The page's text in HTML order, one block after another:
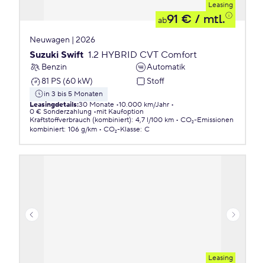
Leasing
ab91 € / mtl.
Neuwagen | 2026
Suzuki Swift 1.2 HYBRID CVT Comfort
Benzin
Automatik
81 PS (60 kW)
Stoff
in 3 bis 5 Monaten
Leasingdetails:30 Monate 10.000 km/Jahr
0 € Sonderzahlung
mit Kaufoption
Kraftstoffverbrauch (kombiniert): 4,7 l/100 km
CO₂-Emissionen
kombiniert: 106 g/km CO₂-Klasse: C
Leasing